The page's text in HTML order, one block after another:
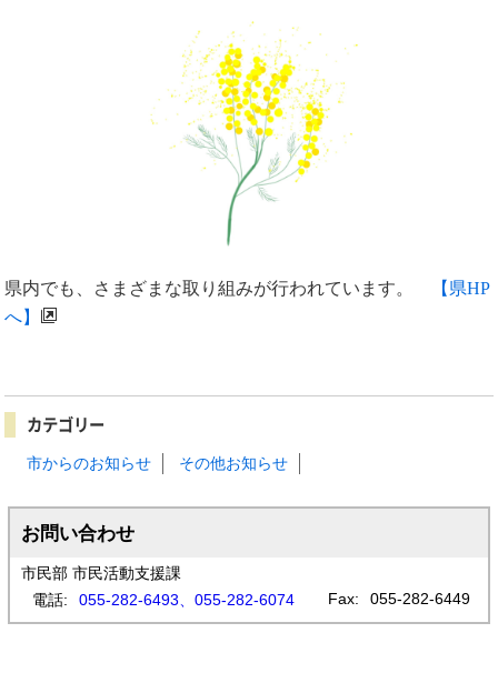
県内でも、さまざまな取り組みが行われています。
【県HP
へ】
カテゴリー
市からのお知らせ その他お知らせ
お問い合わせ
市民部 市民活動支援課
電話:
055-282-6493、055-282-6074 Fax: 055-282-6449